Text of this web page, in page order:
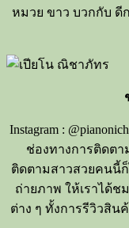
หมวย ขาว บวกกับ ดี
Instagram :
ช่องทางการติดตา
ติดตามสาวสวยคนนี้
ถ่ายภาพ ให้เราได้ช
ต่าง ๆ ทั้งการรีวิวสิน